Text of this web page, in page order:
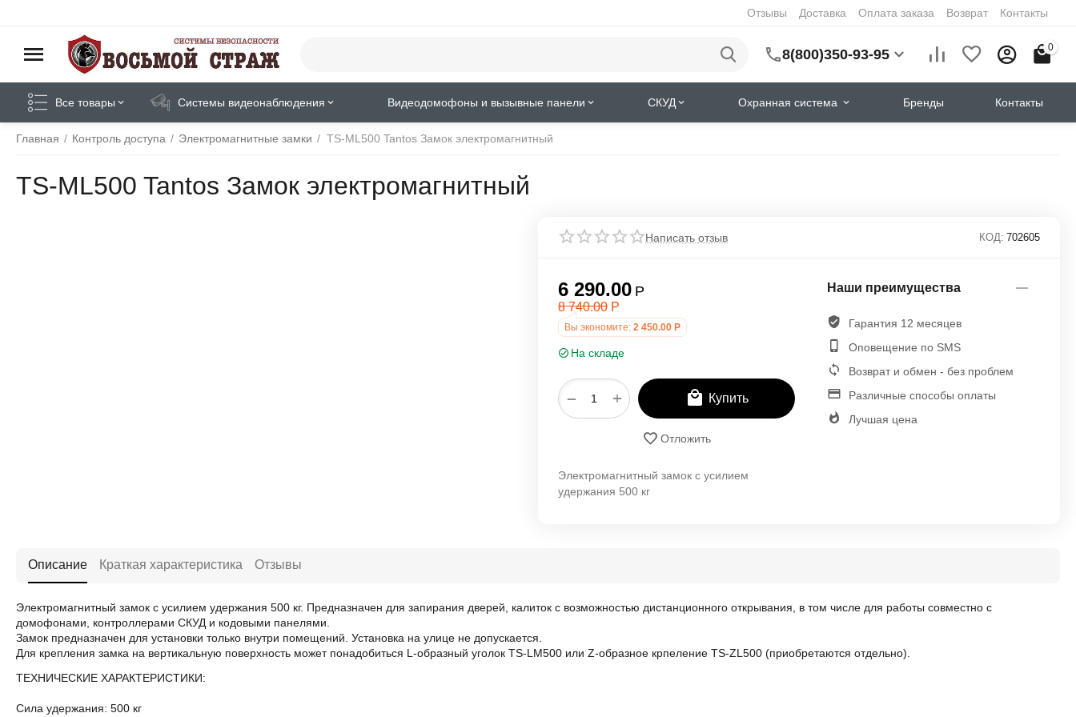
Отзывы Доставка Оплата заказа Возврат Контакты
8(800)350-93-95 0
Все товары Системы видеонаблюдения Видеодомофоны и вызывные панели СКУД Охранная система Бренды Контакты
Главная / Контроль доступа / Электромагнитные замки / TS-ML500 Tantos Замок электромагнитный
TS-ML500 Tantos Замок электромагнитный
Написать отзыв КОД: 702605
6 290.00 Р
8 740.00 Р
Вы экономите: 2 450.00 Р
На складе
+
− Купить
Отложить
Электромагнитный замок с усилием
удержания 500 кг
Наши преимущества
Гарантия 12 месяцев
Оповещение по SMS
Возврат и обмен - без проблем
Различные способы оплаты
Лучшая цена
Описание Краткая характеристика Отзывы
Электромагнитный замок с усилием удержания 500 кг. Предназначен для запирания дверей, калиток с возможностью дистанционного открывания, в том числе для работы совместно с
домофонами, контроллерами СКУД и кодовыми панелями.
Замок предназначен для установки только внутри помещений. Установка на улице не допускается.
Для крепления замка на вертикальную поверхность может понадобиться L-образный уголок TS-LM500 или Z-образное крпеление TS-ZL500 (приобретаются отдельно).
ТЕХНИЧЕСКИЕ ХАРАКТЕРИСТИКИ:
Сила удержания: 500 кг